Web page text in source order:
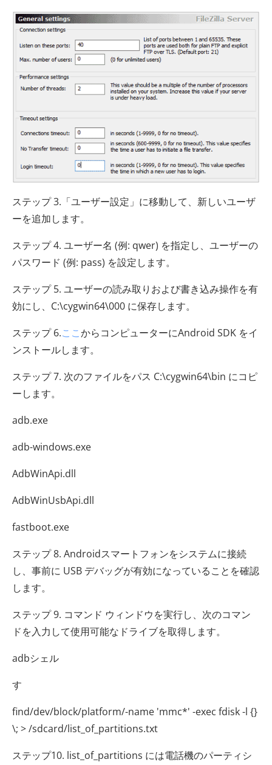
ステップ 3.「ユーザー設定」に移動して、新しいユーザ
ーを追加します。
ステップ 4. ユーザー名 (例: qwer) を指定し、ユーザーの
パスワード (例: pass) を設定します。
ステップ 5. ユーザーの読み取りおよび書き込み操作を有
効にし、C:\cygwin64\000 に保存します。
ステップ 6.ここからコンピューターにAndroid SDK をイ
ンストールします。
ステップ 7. 次のファイルをパス C:\cygwin64\bin にコピ
ーします。
adb.exe
adb-windows.exe
AdbWinApi.dll
AdbWinUsbApi.dll
fastboot.exe
ステップ 8. Androidスマートフォンをシステムに接続
し、事前に USB デバッグが有効になっていることを確認
します。
ステップ 9. コマンド ウィンドウを実行し、次のコマン
ドを入力して使用可能なドライブを取得します。
adbシェル
す
find/dev/block/platform/-name 'mmc*' -exec fdisk -l {}
\; > /sdcard/list_of_partitions.txt
ステップ10. list_of_partitions には電話機のパーティシ